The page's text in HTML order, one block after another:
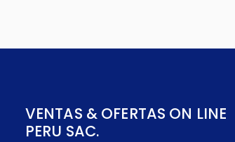
VENTAS & OFERTAS ON LINE
PERU SAC.